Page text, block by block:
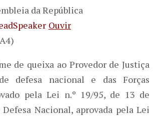
da República
Ouvir
de queixa ao Provedor de Justiça
defesa nacional e das Forças
pela Lei n.º 19/95, de 13 de
Nacional, aprovada pela Lei